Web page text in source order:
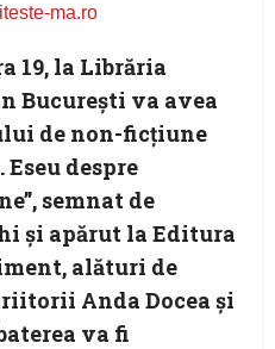
ma.ro
19, la Librăria
București va avea
de non-ficțiune
despre
semnat de
și apărut la Editura
alături de
Anda Docea și
va fi